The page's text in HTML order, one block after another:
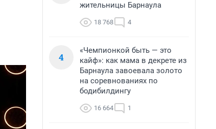
жительницы Барнаула
18 768 4
4
«Чемпионкой быть — это
кайф»: как мама в декрете из
Барнаула завоевала золото
на соревнованиях по
бодибилдингу
16 664 1